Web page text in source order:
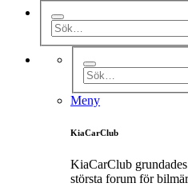
Meny
KiaCarClub
KiaCarClub
största forum för